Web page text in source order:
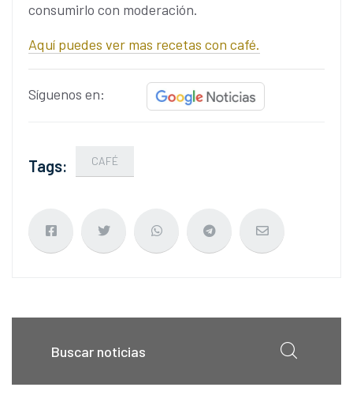
consumirlo con moderación.
Aquí puedes ver mas recetas con café.
Síguenos en:
Tags: CAFÉ